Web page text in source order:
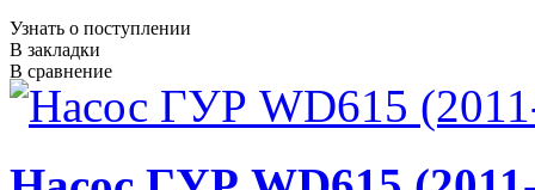
Узнать о поступлении
В закладки
В сравнение